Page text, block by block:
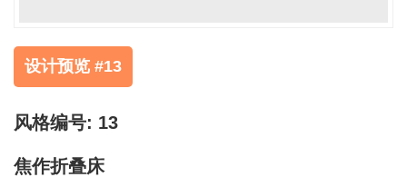
设计预览 #13
风格编号: 13
焦作折叠床